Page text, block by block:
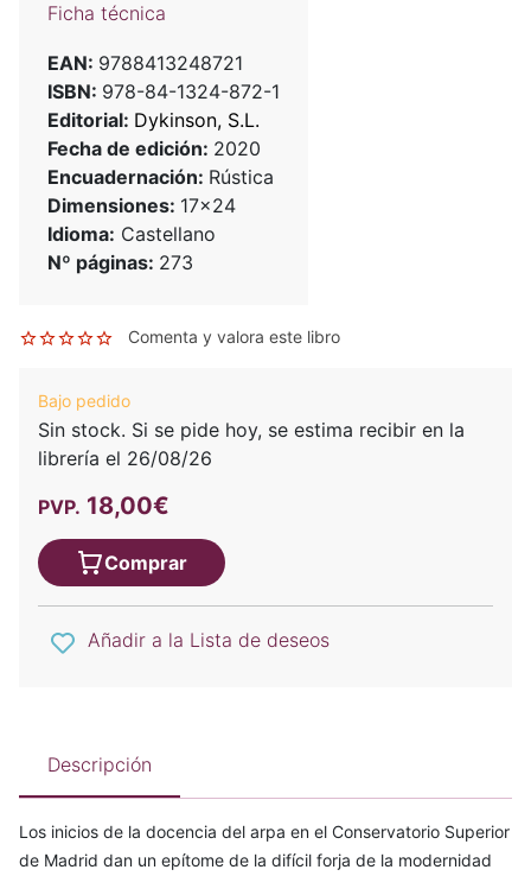
Ficha técnica
EAN: 9788413248721
ISBN: 978-84-1324-872-1
Editorial: Dykinson, S.L.
Fecha de edición: 2020
Encuadernación: Rústica
Dimensiones: 17x24
Idioma: Castellano
Nº páginas: 273
Comenta y valora este libro
Bajo pedido
Sin stock. Si se pide hoy, se estima recibir en la
librería el 26/08/26
PVP. 18,00€
Comprar
Añadir a la Lista de deseos
Descripción
Los inicios de la docencia del arpa en el Conservatorio Superior
de Madrid dan un epítome de la difícil forja de la modernidad